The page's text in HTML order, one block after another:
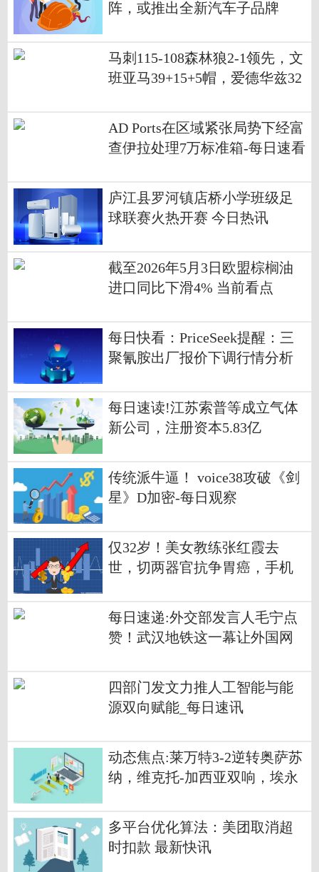
阵，或推出全新汽车子品牌
马刺115-108森林狼2-1领先，文
班亚马39+15+5帽，爱德华兹32
AD Ports在区域紧张局势下经富
查伊拉处理7万标准箱-每日速看
庐江县罗河镇店桥小学班级足
球联赛火热开赛 今日热讯
截至2026年5月3日欧盟棕榈油
进口同比下滑4% 当前看点
每日快看：PriceSeek提醒：三
聚氰胺出厂报价下调行情分析
每日速读!江苏索普等成立气体
新公司，注册资本5.83亿
传统派牛逼！ voice38攻破《剑
星》D加密-每日观察
仅32岁！美女教练张红霞去
世，切两器官抗争胃癌，手机
每日速递:外交部发言人毛宁点
赞！武汉地铁这一幕让外国网
四部门发文力推人工智能与能
源双向赋能_每日速讯
动态焦点:莱万特3-2逆转奥萨苏
纳，维克托-加西亚双响，埃永
多平台优化算法：美团取消超
时扣款 最新快讯